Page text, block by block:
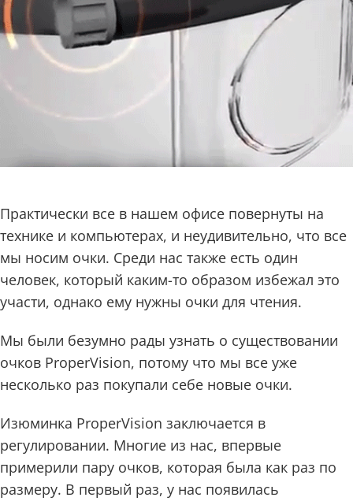
Практически все в нашем офисе повернуты на
технике и компьютерах, и неудивительно, что все
мы носим очки. Среди нас также есть один
человек, который каким-то образом избежал это
участи, однако ему нужны очки для чтения.
Мы были безумно рады узнать о существовании
очков ProperVision, потому что мы все уже
несколько раз покупали себе новые очки.
Изюминка ProperVision заключается в
регулировании. Многие из нас, впервые
примерили пару очков, которая была как раз по
размеру. В первый раз, у нас появилась